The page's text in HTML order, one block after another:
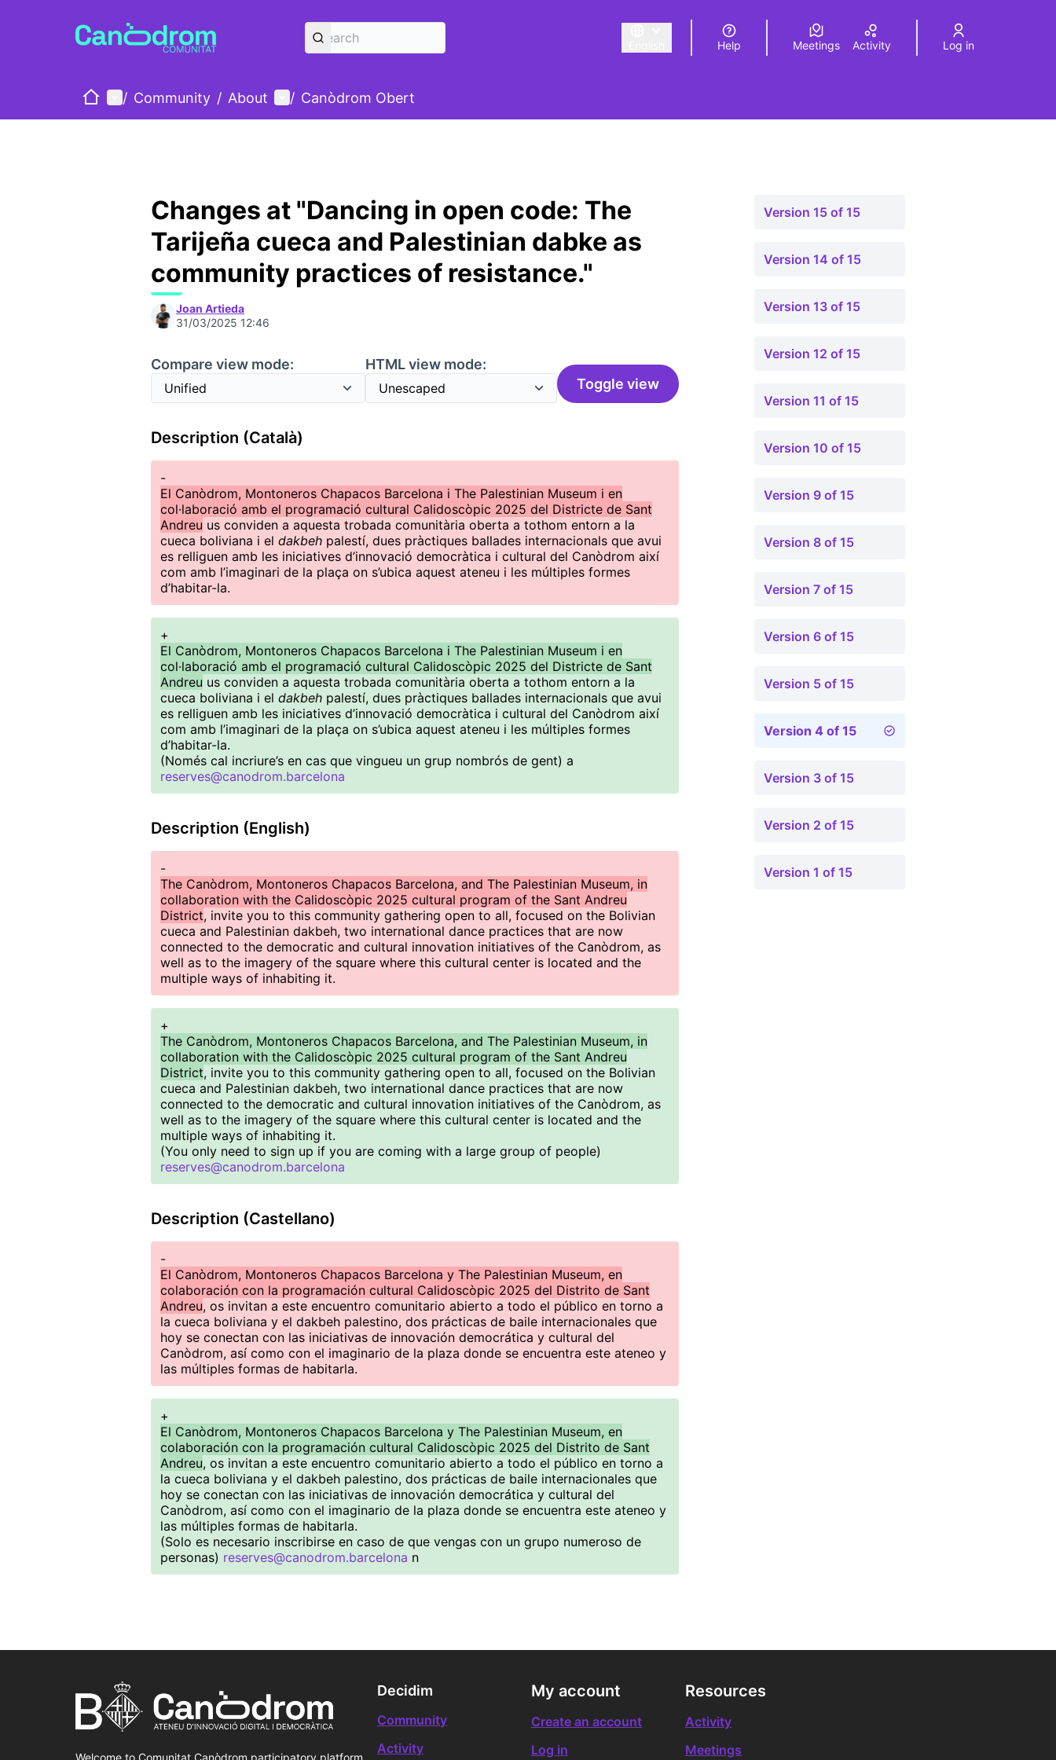
Triar la llengua Elegir el idiomaChoose language
Help Meetings Activity Log in
HomeMain menu
/ Community / About User menu
/ Canòdrom Obert
Changes at "Dancing in open code: The
Tarijeña cueca and Palestinian dabke as
community practices of resistance."
Joan Artieda
31/03/2025 12:46
Compare view mode:
HTML view mode:
Toggle view
Description (Català)
-
El Canòdrom, Montoneros Chapacos Barcelona i The Palestinian Museum i en
col·laboració amb el programació cultural Calidoscòpic 2025 del Districte de Sant
Andreu us conviden a aquesta trobada comunitària oberta a tothom entorn a la
cueca boliviana i el dakbeh palestí, dues pràctiques ballades internacionals que avui
es relliguen amb les iniciatives d’innovació democràtica i cultural del Canòdrom així
com amb l’imaginari de la plaça on s’ubica aquest ateneu i les múltiples formes
d’habitar-la.
+
El Canòdrom, Montoneros Chapacos Barcelona i The Palestinian Museum i en
col·laboració amb el programació cultural Calidoscòpic 2025 del Districte de Sant
Andreu us conviden a aquesta trobada comunitària oberta a tothom entorn a la
cueca boliviana i el dakbeh palestí, dues pràctiques ballades internacionals que avui
es relliguen amb les iniciatives d’innovació democràtica i cultural del Canòdrom així
com amb l’imaginari de la plaça on s’ubica aquest ateneu i les múltiples formes
d’habitar-la.
(Només cal incriure’s en cas que vingueu un grup nombrós de gent) a
reserves@canodrom.barcelona
Description (English)
-
The Canòdrom, Montoneros Chapacos Barcelona, and The Palestinian Museum, in
collaboration with the Calidoscòpic 2025 cultural program of the Sant Andreu
District, invite you to this community gathering open to all, focused on the Bolivian
cueca and Palestinian dakbeh, two international dance practices that are now
connected to the democratic and cultural innovation initiatives of the Canòdrom, as
well as to the imagery of the square where this cultural center is located and the
multiple ways of inhabiting it.
+
The Canòdrom, Montoneros Chapacos Barcelona, and The Palestinian Museum, in
collaboration with the Calidoscòpic 2025 cultural program of the Sant Andreu
District, invite you to this community gathering open to all, focused on the Bolivian
cueca and Palestinian dakbeh, two international dance practices that are now
connected to the democratic and cultural innovation initiatives of the Canòdrom, as
well as to the imagery of the square where this cultural center is located and the
multiple ways of inhabiting it.
(You only need to sign up if you are coming with a large group of people)
reserves@canodrom.barcelona
Description (Castellano)
-
El Canòdrom, Montoneros Chapacos Barcelona y The Palestinian Museum, en
colaboración con la programación cultural Calidoscòpic 2025 del Distrito de Sant
Andreu, os invitan a este encuentro comunitario abierto a todo el público en torno a
la cueca boliviana y el dakbeh palestino, dos prácticas de baile internacionales que
hoy se conectan con las iniciativas de innovación democrática y cultural del
Canòdrom, así como con el imaginario de la plaza donde se encuentra este ateneo y
las múltiples formas de habitarla.
+
El Canòdrom, Montoneros Chapacos Barcelona y The Palestinian Museum, en
colaboración con la programación cultural Calidoscòpic 2025 del Distrito de Sant
Andreu, os invitan a este encuentro comunitario abierto a todo el público en torno a
la cueca boliviana y el dakbeh palestino, dos prácticas de baile internacionales que
hoy se conectan con las iniciativas de innovación democrática y cultural del
Canòdrom, así como con el imaginario de la plaza donde se encuentra este ateneo y
las múltiples formas de habitarla.
(Solo es necesario inscribirse en caso de que vengas con un grupo numeroso de
personas) reserves@canodrom.barcelona n
Version 15 of 15
Version 14 of 15
Version 13 of 15
Version 12 of 15
Version 11 of 15
Version 10 of 15
Version 9 of 15
Version 8 of 15
Version 7 of 15
Version 6 of 15
Version 5 of 15
Version 4 of 15
Version 3 of 15
Version 2 of 15
Version 1 of 15
Welcome to Comunitat Canòdrom participatory platform.
Decidim
Community
Activity
My account
Create an account
Log in
Resources
Activity
Meetings